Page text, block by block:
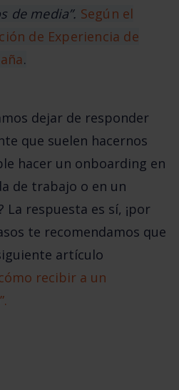
de media”. Según el
de Experiencia de
.
dejar de responder
que suelen hacernos
hacer un onboarding en
de trabajo o en un
respuesta es sí, ¡por
te recomendamos que
recibir a un